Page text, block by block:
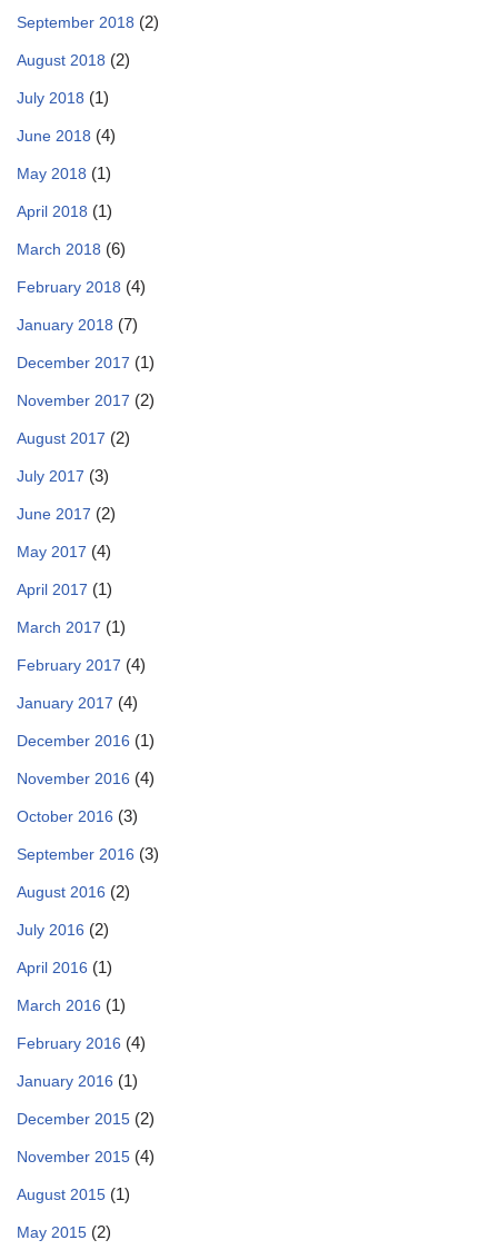
September 2018 (2)
August 2018 (2)
July 2018 (1)
June 2018 (4)
May 2018 (1)
April 2018 (1)
March 2018 (6)
February 2018 (4)
January 2018 (7)
December 2017 (1)
November 2017 (2)
August 2017 (2)
July 2017 (3)
June 2017 (2)
May 2017 (4)
April 2017 (1)
March 2017 (1)
February 2017 (4)
January 2017 (4)
December 2016 (1)
November 2016 (4)
October 2016 (3)
September 2016 (3)
August 2016 (2)
July 2016 (2)
April 2016 (1)
March 2016 (1)
February 2016 (4)
January 2016 (1)
December 2015 (2)
November 2015 (4)
August 2015 (1)
May 2015 (2)